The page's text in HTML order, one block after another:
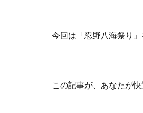
今回は「忍野八海祭り
この記事が、あなたが